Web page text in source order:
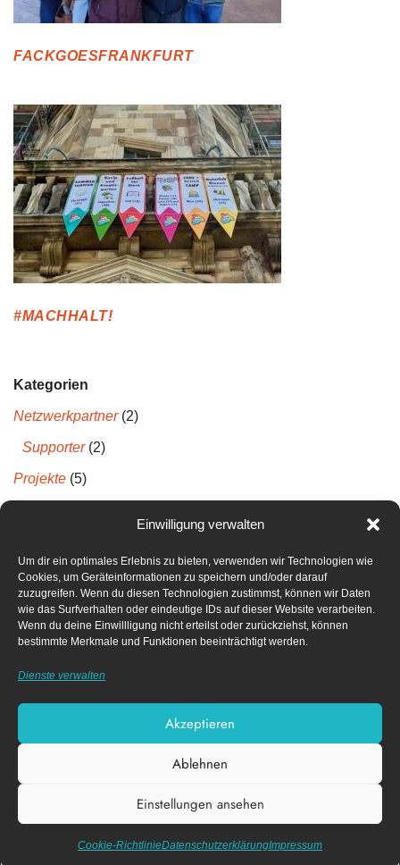
Einwilligung verwalten
Um dir ein optimales Erlebnis zu bieten, verwenden wir Technologien wie
Cookies, um Geräteinformationen zu speichern und/oder darauf
zuzugreifen. Wenn du diesen Technologien zustimmst, können wir Daten
wie das Surfverhalten oder eindeutige IDs auf dieser Website verarbeiten.
Wenn du deine Einwillligung nicht erteilst oder zurückziehst, können
bestimmte Merkmale und Funktionen beeinträchtigt werden.
Dienste verwalten
Akzeptieren
Ablehnen
Einstellungen ansehen
Cookie-RichtlinieDatenschutz­erklärungImpressum
FACKGOESFRANKFURT
#MACHHALT!
Kategorien
Netzwerkpartner(2)
Supporter(2)
Projekte (5)
Neueste Kommentare
Archiv
Impressum
Cookie-Richtlinie (EU)
© FACK e.V.| Design vonNico Schmidt
Diese Webseite nutzt funktionale Cookies.
X
Akzeptieren
Datenschutzerklärung